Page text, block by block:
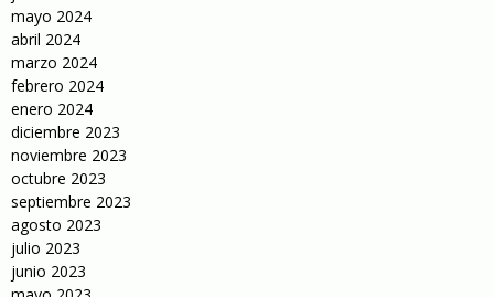
mayo 2024
abril 2024
marzo 2024
febrero 2024
enero 2024
diciembre 2023
noviembre 2023
octubre 2023
septiembre 2023
agosto 2023
julio 2023
junio 2023